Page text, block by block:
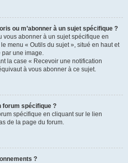
ou m’abonner à un sujet spécifique ?
vous abonner à un sujet spécifique en
menu « Outils du sujet », situé en haut et
par une image.
la case « Recevoir une notification
à vous abonner à ce sujet.
forum spécifique ?
spécifique en cliquant sur le lien
de la page du forum.
?